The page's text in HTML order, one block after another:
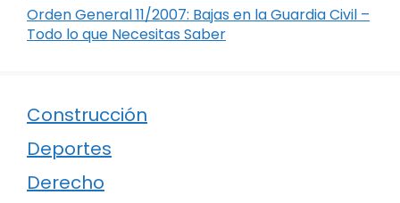
Orden General 11/2007: Bajas en la Guardia Civil –
Todo lo que Necesitas Saber
Construcción
Deportes
Derecho